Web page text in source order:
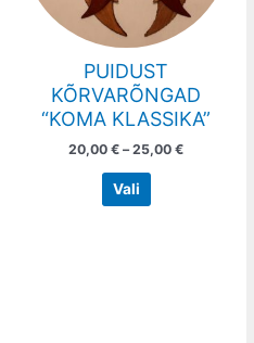
PUIDUST
KÕRVARÕNGAD
“KOMA KLASSIKA”
20,00€ – 25,00€
Vali
may
be
chosen
on
the
page